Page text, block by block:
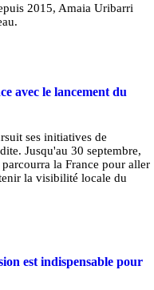
2015, Amaia Uribarri
avec le lancement du
ses initiatives de
Jusqu'au 30 septembre,
la France pour aller
la visibilité locale du
est indispensable pour